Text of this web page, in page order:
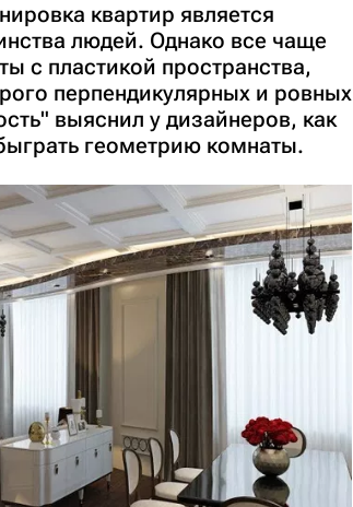
квартир является
людей. Однако все чаще
с пластикой пространства,
перпендикулярных и ровных
выяснил у дизайнеров, как
геометрию комнаты.